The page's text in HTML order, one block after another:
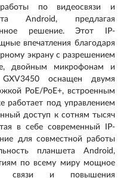
по видеосвязи и
Android, предлагая
решение. Этот IP-
впечатления благодаря
экрану с разрешением
двойным микрофонам и
оснащен двумя
PoE/PoE+, встроенным
под управлением
доступ к сотням тысяч
в себе современный IP-
для совместной работы
планшета Android,
по всему миру мощное
связи и повышения